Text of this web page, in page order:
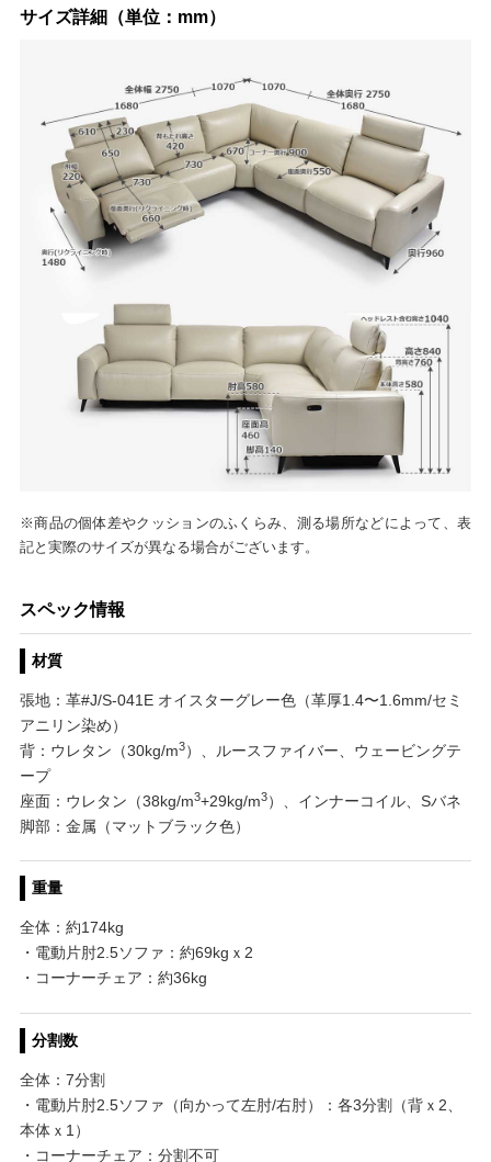
サイズ詳細（単位：mm）
※商品の個体差やクッションのふくらみ、測る場所などによって、表
記と実際のサイズが異なる場合がございます。
スペック情報
材質
張地：革#J/S-041E オイスターグレー色（革厚1.4〜1.6mm/セミ
アニリン染め）
背：ウレタン（30kg/m3）、ルースファイバー、ウェービングテ
ープ
座面：ウレタン（38kg/m3+29kg/m3）、インナーコイル、Sバネ
脚部：金属（マットブラック色）
重量
全体：約174kg
・電動片肘2.5ソファ：約69kgｘ2
・コーナーチェア：約36kg
分割数
全体：7分割
・電動片肘2.5ソファ（向かって左肘/右肘）：各3分割（背ｘ2、
本体ｘ1）
・コーナーチェア：分割不可